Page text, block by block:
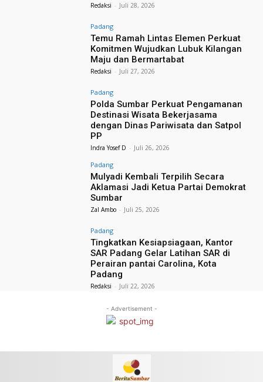
Redaksi - Juli 28, 2026
Padang
Temu Ramah Lintas Elemen Perkuat
Komitmen Wujudkan Lubuk Kilangan
Maju dan Bermartabat
Redaksi - Juli 27, 2026
Padang
Polda Sumbar Perkuat Pengamanan
Destinasi Wisata Bekerjasama
dengan Dinas Pariwisata dan Satpol
PP
Indra Yosef D - Juli 26, 2026
Padang
Mulyadi Kembali Terpilih Secara
Aklamasi Jadi Ketua Partai Demokrat
Sumbar
Zal Ambo - Juli 25, 2026
Padang
Tingkatkan Kesiapsiagaan, Kantor
SAR Padang Gelar Latihan SAR di
Perairan pantai Carolina, Kota
Padang
Redaksi - Juli 22, 2026
- Advertisement -